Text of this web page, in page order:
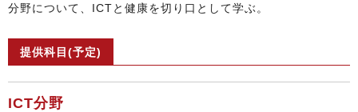
分野について、ICTと健康を切り口として学ぶ。
提供科目(予定)
ICT分野